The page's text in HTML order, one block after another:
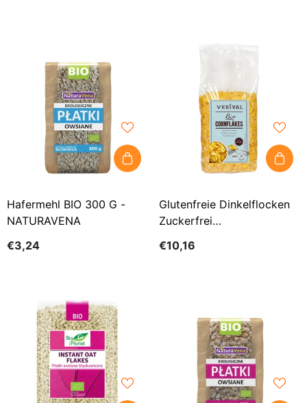
Hafermehl BIO 300 G -
NATURAVENA
€3,24
Glutenfreie Dinkelflocken
Zuckerfrei
500 G - VERIVAL
€10,16